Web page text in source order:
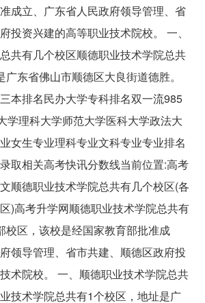
成立、广东省人民政府领导管理、省
投资兴建的高等职业技术院校。 一、
共有几个校区顺德职业技术学院总共
东省佛山市顺德区大良街道德胜。
本排名民办大学专科排名双一流985
学理科大学师范大学医科大学政法大
女生专业理科专业文科专业专业排名
取相关高考快讯分数线当前位置:高考
顺德职业技术学院总共有几个校区(各
)高考升学网顺德职业技术学院总共有
校区，该校是经国家教育部批准成
领导管理、省市共建、顺德区政府投
术院校。 一、顺德职业技术学院总共
技术学院总共有1个校区，地址是广